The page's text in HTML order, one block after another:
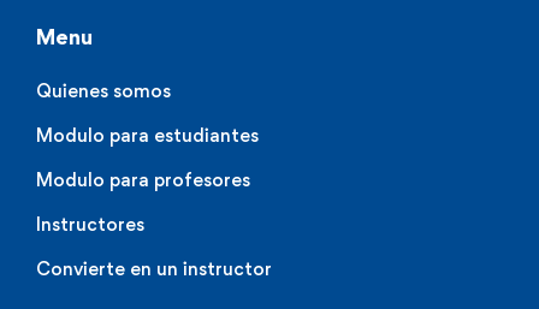
Menu
Quienes somos
Modulo para estudiantes
Modulo para profesores
Instructores
Convierte en un instructor